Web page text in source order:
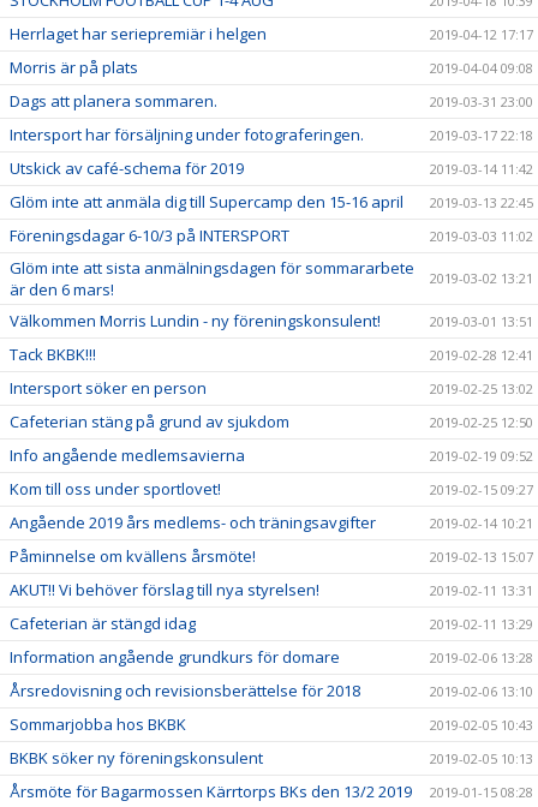
Herrlaget har seriepremiär i helgen 2019-04-12 17:17
Morris är på plats 2019-04-04 09:08
Dags att planera sommaren. 2019-03-31 23:00
Intersport har försäljning under fotograferingen. 2019-03-17 22:18
Utskick av café-schema för 2019 2019-03-14 11:42
Glöm inte att anmäla dig till Supercamp den 15-16 april 2019-03-13 22:45
Föreningsdagar 6-10/3 på INTERSPORT 2019-03-03 11:02
Glöm inte att sista anmälningsdagen för sommararbete
är den 6 mars!
2019-03-02 13:21
Välkommen Morris Lundin - ny föreningskonsulent! 2019-03-01 13:51
Tack BKBK!!! 2019-02-28 12:41
Intersport söker en person 2019-02-25 13:02
Cafeterian stäng på grund av sjukdom 2019-02-25 12:50
Info angående medlemsavierna 2019-02-19 09:52
Kom till oss under sportlovet! 2019-02-15 09:27
Angående 2019 års medlems- och träningsavgifter 2019-02-14 10:21
Påminnelse om kvällens årsmöte! 2019-02-13 15:07
AKUT!! Vi behöver förslag till nya styrelsen! 2019-02-11 13:31
Cafeterian är stängd idag 2019-02-11 13:29
Information angående grundkurs för domare 2019-02-06 13:28
Årsredovisning och revisionsberättelse för 2018 2019-02-06 13:10
Sommarjobba hos BKBK 2019-02-05 10:43
BKBK söker ny föreningskonsulent 2019-02-05 10:13
Årsmöte för Bagarmossen Kärrtorps BKs den 13/2 2019 2019-01-15 08:28